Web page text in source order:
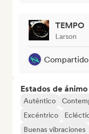
TEMPO
Larson
Compartido
Estados de
Auténtico
Excéntrico
Buenas vibraciones